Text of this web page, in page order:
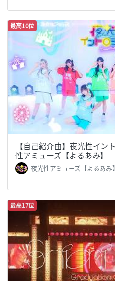
最高10位
【自己紹介曲】夜光性イン
性アミューズ【よるあみ】
夜光性アミューズ【よるあみ】
最高17位